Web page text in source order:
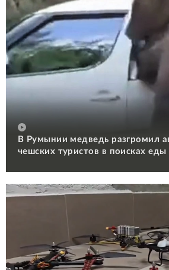
В Румынии медведь разгромил
чешских туристов в поисках еды